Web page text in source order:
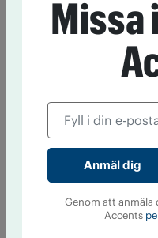
Missa
Genom att anmäla
Accents